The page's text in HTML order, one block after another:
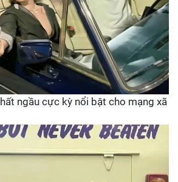
ngầu cực kỳ nổi bật cho mạng xã